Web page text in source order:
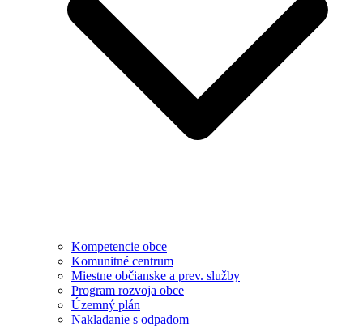
Kompetencie obce
Komunitné centrum
Miestne občianske a prev. služby
Program rozvoja obce
Územný plán
Nakladanie s odpadom